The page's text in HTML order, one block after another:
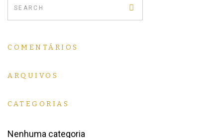
COMENTÁRIOS
ARQUIVOS
CATEGORIAS
Nenhuma categoria